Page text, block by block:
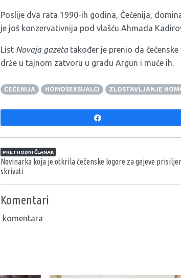
Poslije dva rata 1990-ih godina, Čečenija,
je još konzervativnija pod vlašću Ahmada
List Novaja gazetatakođer je prenio da
drže u tajnom zatvoru u gradu Argun i muče ih.
ČEČENIJA HOMOSEKSUALCI ZLOSTAVLJANJE
Navigacija članaka
PRETHODNI ČLANAK
Novinarka koja je otkrila čečenske logore za gejeve
skrivati
Komentari
komentara